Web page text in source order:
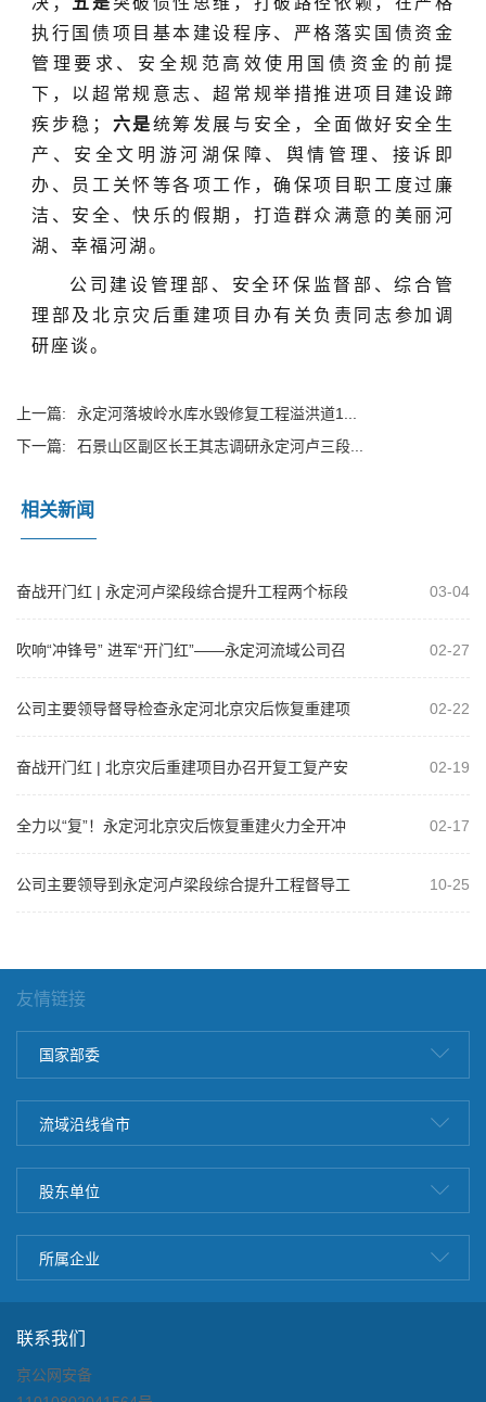
执行国债项目基本建设程序、严格落实国债资金
管理要求、安全规范高效使用国债资金的前提
下，以超常规意志、超常规举措推进项目建设蹄
疾步稳；
六是统筹发展与安全，全面做好安全生
产、安全文明游河湖保障、舆情管理、接诉即
办、员工关怀等各项工作，确保项目职工度过廉
洁、安全、快乐的假期，打造群众满意的美丽河
湖、幸福河湖。
公司建设管理部、安全环保监督部、综合管
理部及北京灾后重建项目办有关负责同志参加调
研座谈。
上一篇:
永定河落坡岭水库水毁修复工程溢洪道1...
下一篇:
石景山区副区长王其志调研永定河卢三段...
相关新闻
奋战开门红 | 永定河卢梁段综合提升工程两个标段
03-04
吹响“冲锋号” 进军“开门红”——永定河流域公司召
02-27
公司主要领导督导检查永定河北京灾后恢复重建项
02-22
奋战开门红 | 北京灾后重建项目办召开复工复产安
02-19
全力以“复”！永定河北京灾后恢复重建火力全开冲
02-17
公司主要领导到永定河卢梁段综合提升工程督导工
10-25
友情链接
国家部委
流域沿线省市
股东单位
所属企业
联系我们
京公网安备